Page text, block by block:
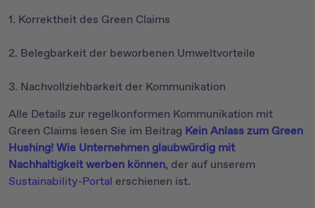
1. Korrektheit des Green Claims
2. Belegbarkeit der beworbenen Umweltvorteile
3. Nachvollziehbarkeit der Kommunikation
Alle Details zur regelkonformen Kommunikation mit
Green Claims lesen Sie im Beitrag Kein Anlass zum Green
Hushing! Wie Unternehmen glaubwürdig mit
Nachhaltigkeit werben können, der auf unserem
Sustainability-Portal erschienen ist.